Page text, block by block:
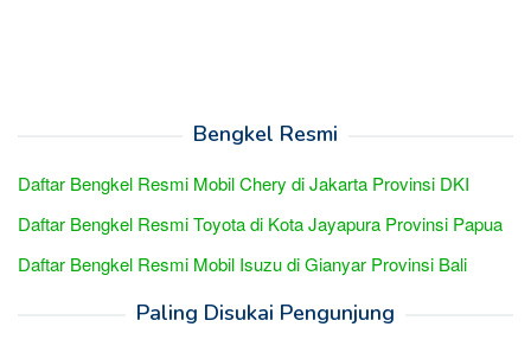
Bengkel Resmi
Daftar Bengkel Resmi Mobil Chery di Jakarta Provinsi DKI
Daftar Bengkel Resmi Toyota di Kota Jayapura Provinsi Papua
Daftar Bengkel Resmi Mobil Isuzu di Gianyar Provinsi Bali
Paling Disukai Pengunjung